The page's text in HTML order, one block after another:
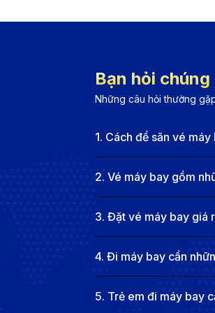
Cung cấp chuyến bay quá cảnh
giá rẻ (Pegasus, AJet, Eurowings,
Tần suất
Khoảng 2 chuyến/tuần
Khoảng 7 chuyến/tuần
Khoảng 7 chuyến/tuần
Khoảng 4 chuyến/tuần
Bạn hỏi
Những câu hỏi thường
1. Cách để săn vé máy
2. Vé máy bay gồm
3. Đặt vé máy bay giá
4. Đi máy bay cần
5. Trẻ em đi máy bay